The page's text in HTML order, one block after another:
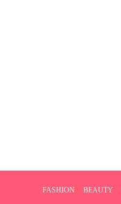
FASHION BEAUTY